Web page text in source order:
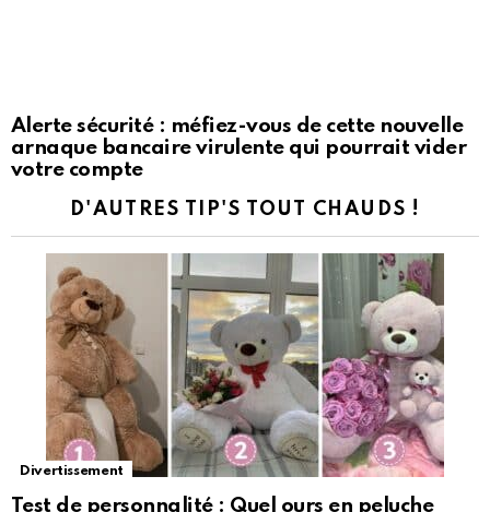
Alerte sécurité : méfiez-vous de cette nouvelle
arnaque bancaire virulente qui pourrait vider
votre compte
D'AUTRES TIP'S TOUT CHAUDS !
Divertissement
Test de personnalité : Quel ours en peluche